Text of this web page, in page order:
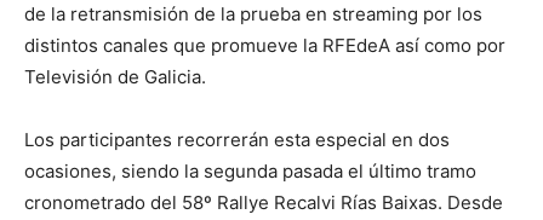
de la retransmisión de la prueba en streaming por los
distintos canales que promueve la RFEdeA así como por
Televisión de Galicia.
Los participantes recorrerán esta especial en dos
ocasiones, siendo la segunda pasada el último tramo
cronometrado del 58º Rallye Recalvi Rías Baixas. Desde